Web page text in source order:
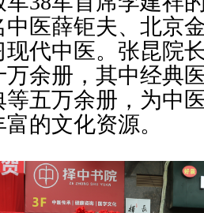
中医薛钜夫、北京
代中医。张昆院
余册，其中经典
等五万余册，为中
的文化资源。